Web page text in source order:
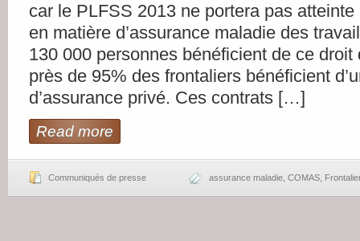
car le PLFSS 2013 ne portera pas atteinte
en matière d’assurance maladie des
130 000 personnes bénéficient de ce droit
près de 95% des frontaliers bénéficient
d’assurance privé. Ces contrats […]
Read more
Communiqués de presse assurance maladie COMAS